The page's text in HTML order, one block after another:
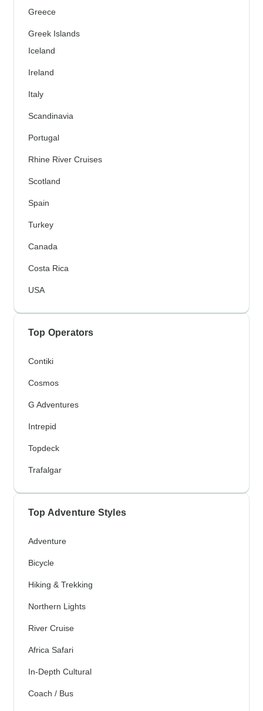
Greece
Greek Islands
Iceland
Ireland
Italy
Scandinavia
Portugal
Rhine River Cruises
Scotland
Spain
Turkey
Canada
Costa Rica
USA
Top Operators
Contiki
Cosmos
G Adventures
Intrepid
Topdeck
Trafalgar
Top Adventure Styles
Adventure
Bicycle
Hiking & Trekking
Northern Lights
River Cruise
Africa Safari
In-Depth Cultural
Coach / Bus